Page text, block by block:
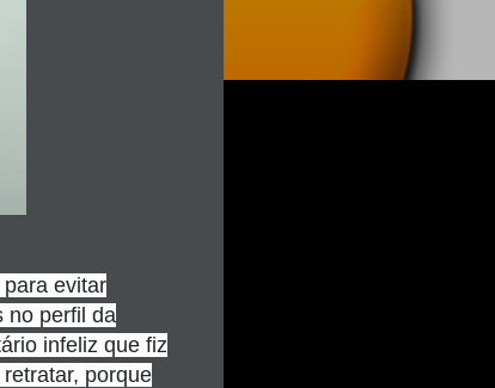
evitar
no perfil da
infeliz que fiz
porque